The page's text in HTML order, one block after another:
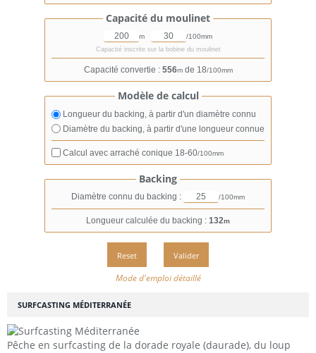
SURFCASTING MÉDITERRANÉE
Pêche en surfcasting de la dorade royale (daurade), du loup
Capacité du moulinet
m /100mm
Capacité inscrite sur la bobine du moulinet
Capacité convertie : 556mde 18/100mm
Modèle de calcul
Longueur du backing, à partir d'un diamètre connu
Diamètre du backing, à partir d'une longueur connue
Calcul avec arraché conique 18-60/100mm
Backing
Diamètre connu du backing : /100mm
Longueur calculée du backing : 132m
Mode d'emploi détaillé